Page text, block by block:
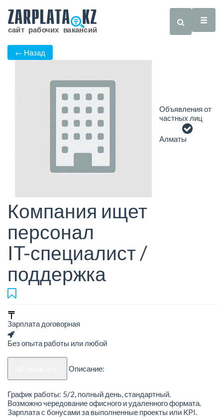
← Назад
Объявления от
частных лиц
Алматы
Компания ищет
персонал
IT-специалист /
поддержка
Зарплата договорная
Без опыта работы или любой
Описание:
График работы: 5/2, полный день, стандартный.
Возможно чередование офисного и удаленного формата.
Зарплата с бонусами за выполненные проекты или KPI.